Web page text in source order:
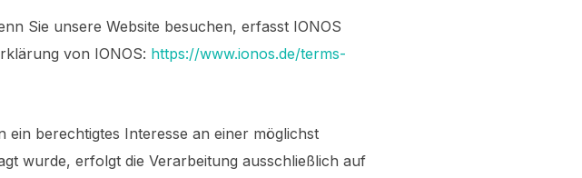
Sie unsere Website besuchen, erfasst IONOS
von IONOS: https://www.ionos.de/terms-
ein berechtigtes Interesse an einer möglichst
wurde, erfolgt die Verarbeitung ausschließlich auf